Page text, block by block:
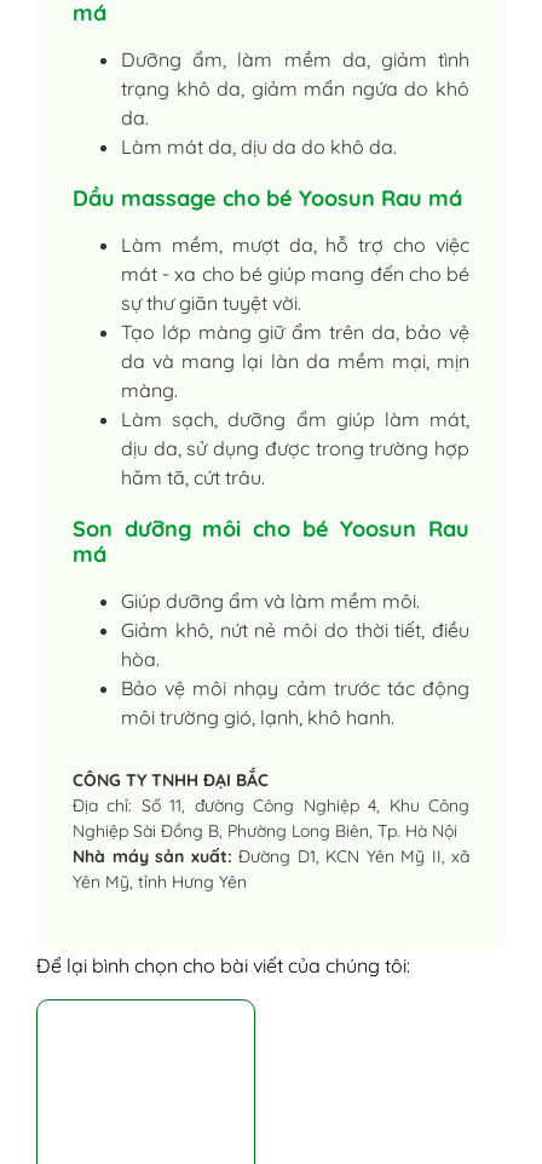
má
Dưỡng ẩm, làm mềm da, giảm tình
trạng khô da, giảm mẩn ngứa do khô
da.
Làm mát da, dịu da do khô da.
Dầu massage cho bé Yoosun Rau má
Làm mềm, mượt da, hỗ trợ cho việc
mát - xa cho bé giúp mang đến cho bé
sự thư giãn tuyệt vời.
Tạo lớp màng giữ ẩm trên da, bảo vệ
da và mang lại làn da mềm mại, mịn
màng.
Làm sạch, dưỡng ẩm giúp làm mát,
dịu da, sử dụng được trong trường hợp
hăm tã, cứt trâu.
Son dưỡng môi cho bé Yoosun Rau
má
Giúp dưỡng ẩm và làm mềm môi.
Giảm khô, nứt nẻ môi do thời tiết, điều
hòa.
Bảo vệ môi nhạy cảm trước tác động
môi trường gió, lạnh, khô hanh.
CÔNG TY TNHH ĐẠI BẮC
Địa chỉ: Số 11, đường Công Nghiệp 4, Khu Công
Nghiệp Sài Đồng B, Phường Long Biên, Tp. Hà Nội
Nhà máy sản xuất: Đường D1, KCN Yên Mỹ II, xã
Yên Mỹ, tỉnh Hưng Yên
Để lại bình chọn cho bài viết của chúng tôi: